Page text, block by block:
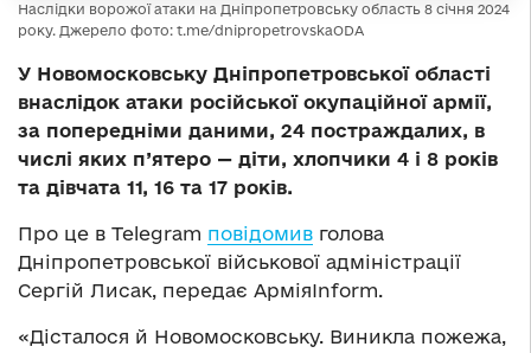
Наслідки ворожої атаки на Дніпропетровську область 8 січня 2024
року. Джерело фото: t.me/dnipropetrovskaODA
У Новомосковську Дніпропетровської області
внаслідок атаки російської окупаційної армії,
за попередніми даними, 24 постраждалих, в
числі яких п’ятеро — діти, хлопчики 4 і 8 років
та дівчата 11, 16 та 17 років.
Про це в Telegram повідомив голова
Дніпропетровської військової адміністрації
Сергій Лисак, передає АрміяInform.
«Дісталося й Новомосковську. Виникла пожежа,